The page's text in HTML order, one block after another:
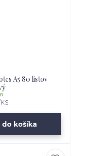
A5 80 listov
KS
do košíka